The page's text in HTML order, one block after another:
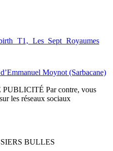
T1, Les Sept Royaumes
Moynot (Sarbacane)
PUBLICITÉ Par contre, vous
les réseaux sociaux
BULLES